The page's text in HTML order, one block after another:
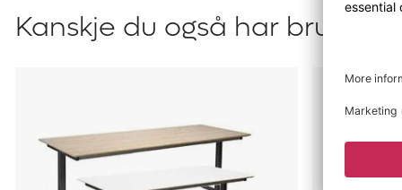
Kanskje du også har bruk for?
Trend
skrivebord